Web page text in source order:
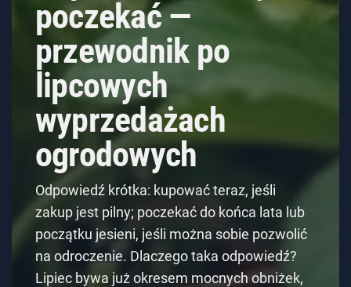
poczekać —
przewodnik po
lipcowych
wyprzedażach
ogrodowych
Odpowiedź krótka: kupować teraz, jeśli
zakup jest pilny; poczekać do końca lata lub
początku jesieni, jeśli można sobie pozwolić
na odroczenie. Dlaczego taka odpowiedź?
Lipiec bywa już okresem mocnych obniżek,